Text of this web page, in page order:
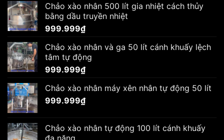
Chảo xào nhân 500 lít gia nhiệt cách thủy
bằng dầu truyền nhiệt
999.999₫
Chảo xào nhân và ga 50 lít cánh khuấy lệch
tâm tự động
999.999₫
Chảo xào nhân máy xên nhân tự động 50 lít
999.999₫
Chảo xào nhân tự động 100 lít cánh khuấy
đa năng